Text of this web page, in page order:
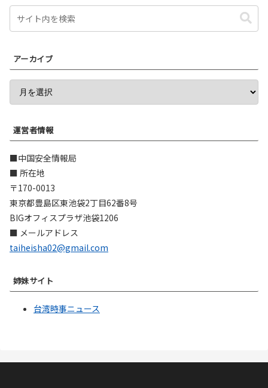
アーカイブ
運営者情報
■中国安全情報局
■ 所在地
〒170-0013
東京都豊島区東池袋2丁目62番8号
BIGオフィスプラザ池袋1206
■ メールアドレス
taiheisha02@gmail.com
姉妹サイト
台湾時事ニュース